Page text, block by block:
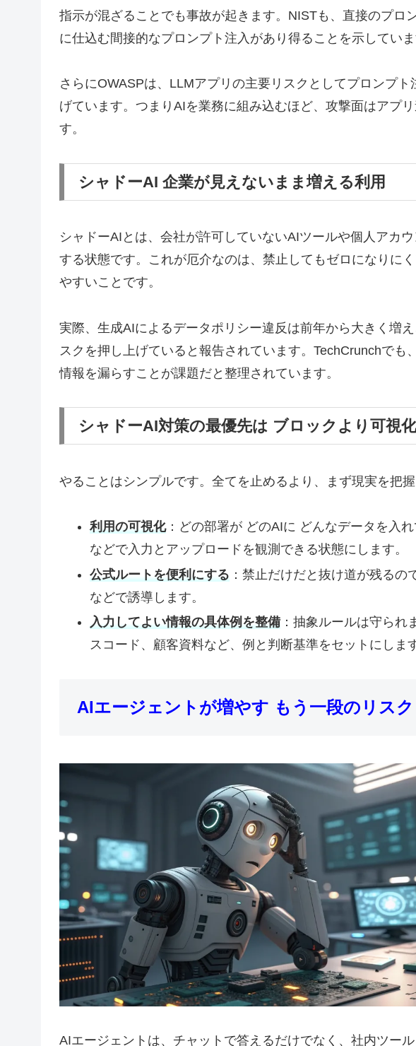
指示が混ざることでも事故が起きます。NISTも、直接のプロ
に仕込む間接的なプロンプト注入があり得ることを示していま
さらにOWASPは、LLMアプリの主要リスクとしてプロンプ
げています。つまりAIを業務に組み込むほど、攻撃面はアプ
す。
シャドーAI 企業が見えないまま増える利用
シャドーAIとは、会社が許可していないAIツールや個人アカ
する状態です。これが厄介なのは、禁止してもゼロになりに
やすいことです。
実際、生成AIによるデータポリシー違反は前年から大きく増
スクを押し上げていると報告されています。TechCrunchでも
情報を漏らすことが課題だと整理されています。
シャドーAI対策の最優先は ブロックより可視化
やることはシンプルです。全てを止めるより、まず現実を把握
利用の可視化：どの部署が どのAIに どんなデータを入
などで入力とアップロードを観測できる状態にします。
公式ルートを便利にする ：禁止だけだと抜け道が残る
などで誘導します。
入力してよい情報の具体例を整備：抽象ルールは守られ
スコード、顧客資料など、例と判断基準をセットにします
AIエージェントが増やす もう一段のリスク
AIエージェントは、チャットで答えるだけでなく、社内ツー